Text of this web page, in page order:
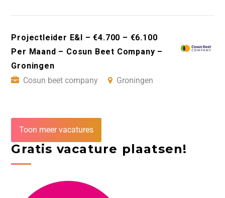
Projectleider E&I – €4.700 – €6.100
Per Maand – Cosun Beet Company –
Groningen
Cosun beet company
Groningen
Toon meer vacatures
Gratis vacature plaatsen!